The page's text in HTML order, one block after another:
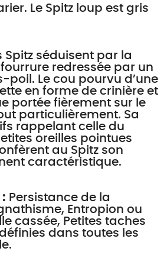
Le Spitz loup est gris
Spitz séduisent par la
redressée par un
Le cou pourvu d’une
en forme de crinière et
portée fièrement sur le
particulièrement. Sa
rappelant celle du
oreilles pointues
au Spitz son
caractéristique.
Persistance de la
Entropion ou
cassée, Petites taches
dans toutes les